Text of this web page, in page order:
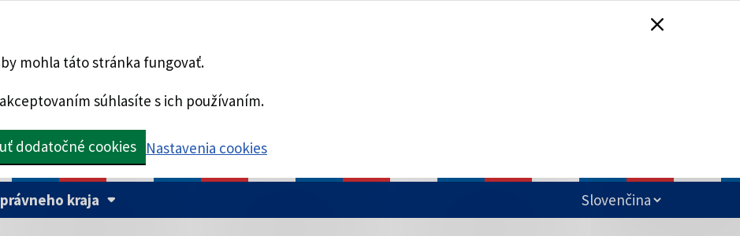
mohla táto stránka fungovať.
súhlasíte s ich používaním.
dodatočné cookies Nastavenia cookies
kraja